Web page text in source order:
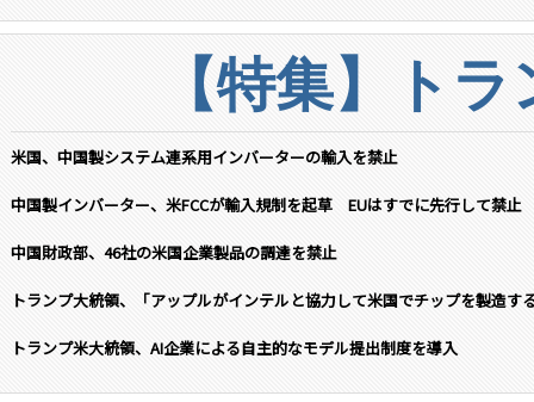
【特集】ト
米国、中国製システム連系用インバーターの輸入を禁止
中国製インバーター、米FCCが輸入規制を起草 EUはすでに先行して禁止
中国財政部、46社の米国企業製品の調達を禁止
トランプ大統領、「アップルがインテルと協力して米国でチップを製造す
トランプ米大統領、AI企業による自主的なモデル提出制度を導入